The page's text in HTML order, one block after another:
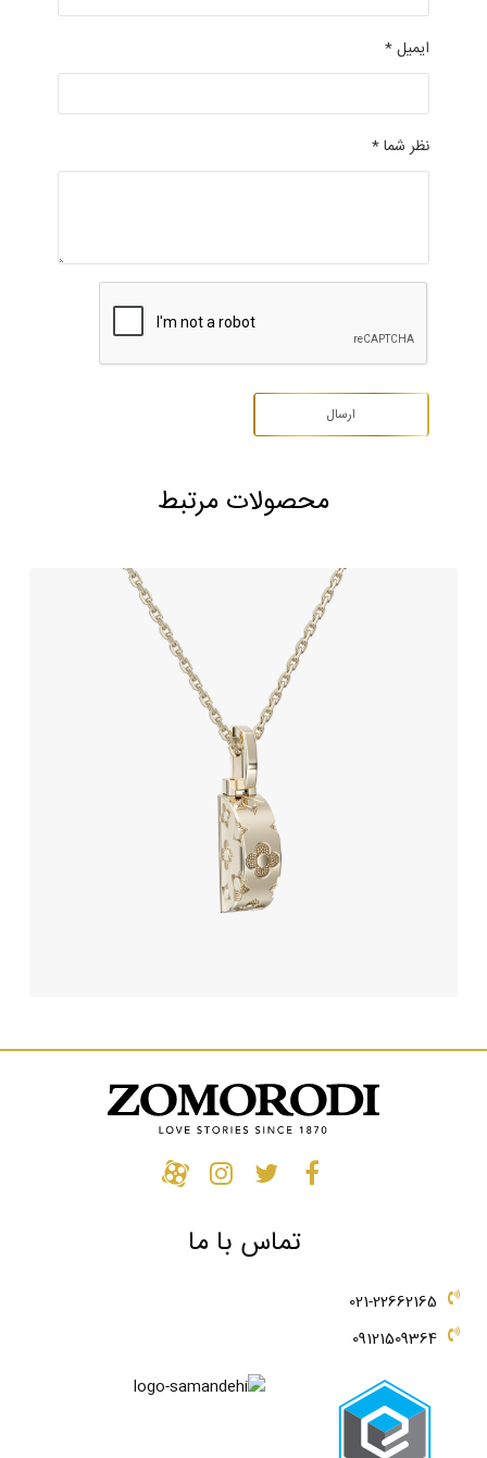
ایمیل *
نظر شما *
محصولات مرتبط
آویز طلا طرح لویی ویتون
234,870,000
تماس با ما
021-22662165
09121509364